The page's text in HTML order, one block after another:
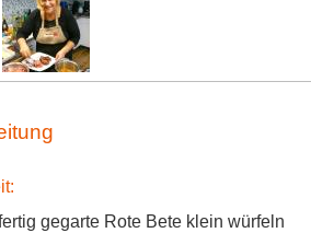
gegarte Rote Bete klein würfeln